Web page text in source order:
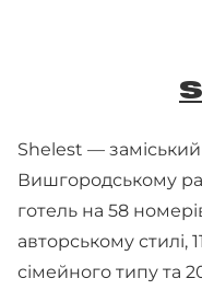
Shelest —
Вишгородському
готель на 58
авторському стилі,
сімейного типу та